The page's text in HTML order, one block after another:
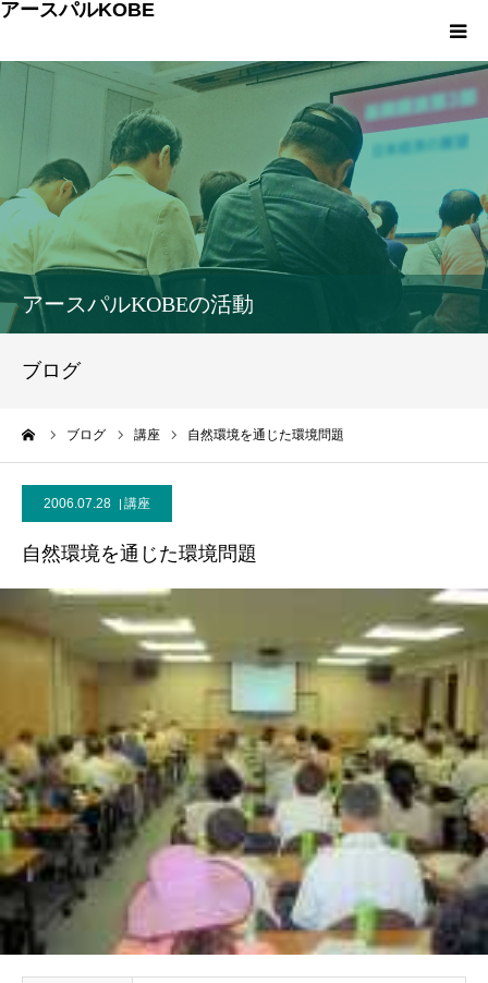
アースパルKOBE
アースパルKOBEの活動
ブログ
ブログ 講座 自然環境を通じた環境問題
2006.07.28 講座
自然環境を通じた環境問題
アースパルKOBEとは
こうべエコちゃれゼミ
各種申込・お問合せ